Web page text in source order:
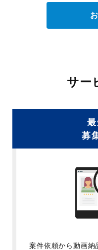
サー
募
案件依頼から動画納